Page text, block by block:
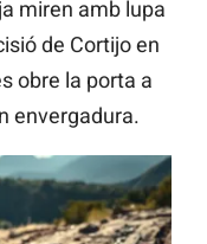
miren amb lupa
de Cortijo en
obre la porta a
envergadura.